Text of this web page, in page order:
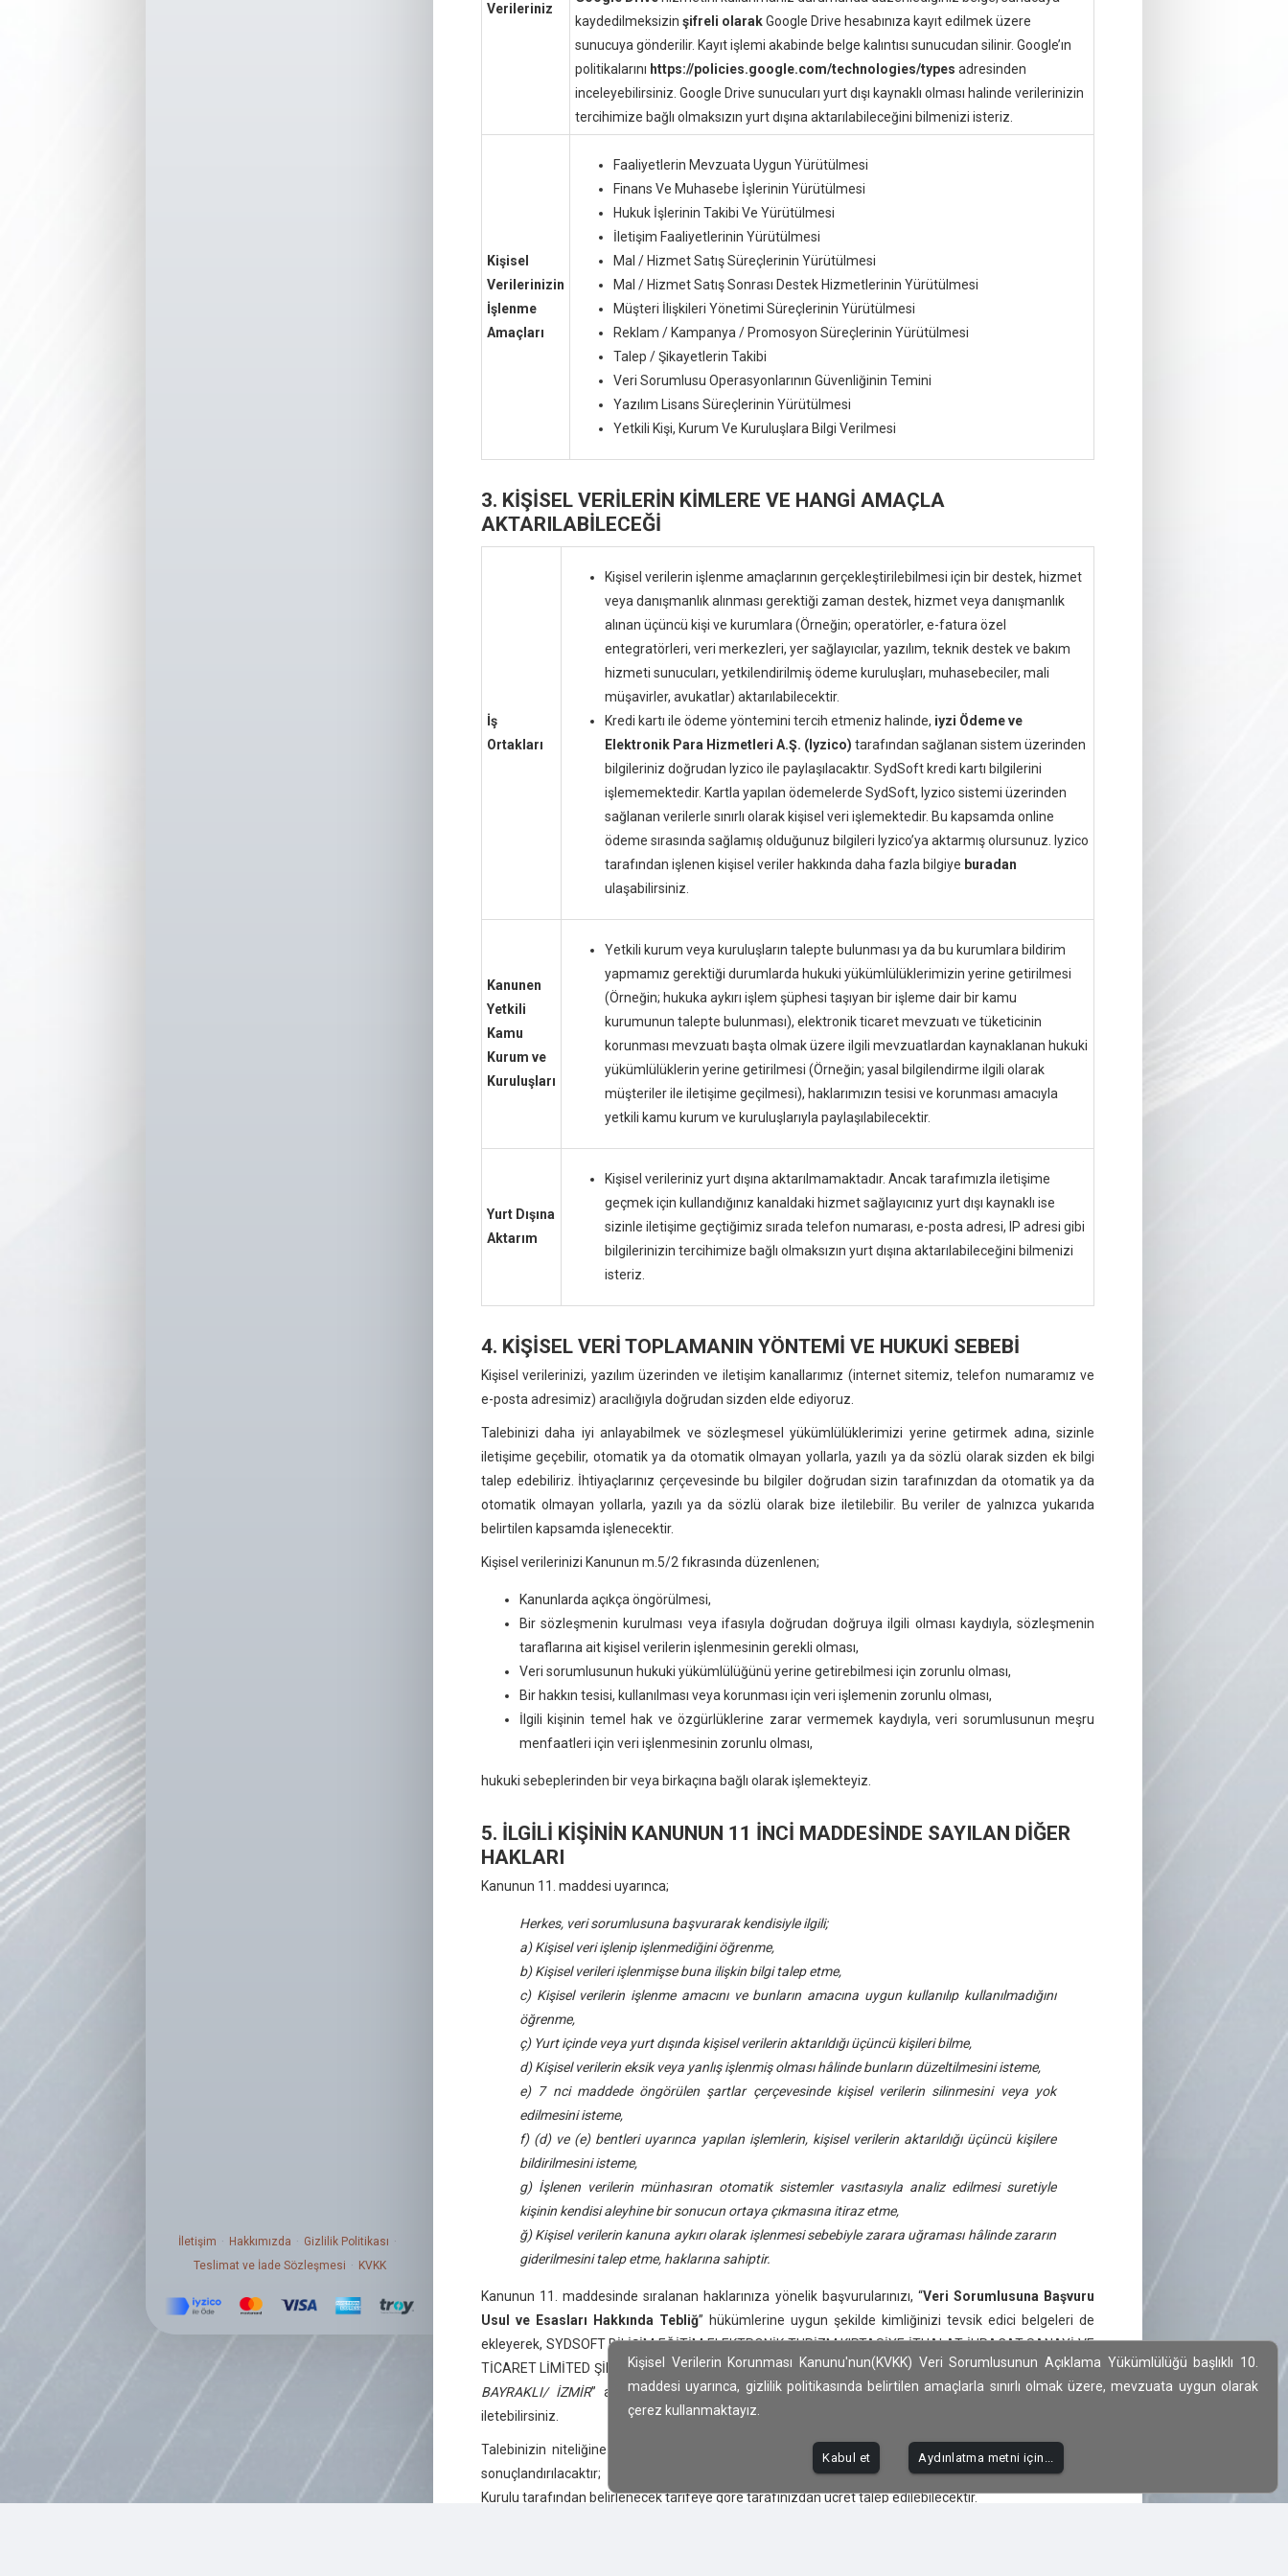
İletişim Hakkımızda
Gizlilik Politikası
Teslimat ve İade Sözleşmesi
KVKK
Verileriniz
kaydedilmeksizin şifreli olarakGoogle Drive hesabınıza kayıt edilmek üzere
sunucuya gönderilir. Kayıt işlemi akabinde belge kalıntısı sunucudan silinir. Google’ın
politikalarını https://policies.google.com/technologies/types adresinden
inceleyebilirsiniz. Google Drive sunucuları yurt dışı kaynaklı olması halinde verilerinizin
tercihimize bağlı olmaksızın yurt dışına aktarılabileceğini bilmenizi isteriz.
Kişisel
Verilerinizin
İşlenme
Amaçları
Faaliyetlerin Mevzuata Uygun Yürütülmesi
Finans Ve Muhasebe İşlerinin Yürütülmesi
Hukuk İşlerinin Takibi Ve Yürütülmesi
İletişim Faaliyetlerinin Yürütülmesi
Mal / Hizmet Satış Süreçlerinin Yürütülmesi
Mal / Hizmet Satış Sonrası Destek Hizmetlerinin Yürütülmesi
Müşteri İlişkileri Yönetimi Süreçlerinin Yürütülmesi
Reklam / Kampanya / Promosyon Süreçlerinin Yürütülmesi
Talep / Şikayetlerin Takibi
Veri Sorumlusu Operasyonlarının Güvenliğinin Temini
Yazılım Lisans Süreçlerinin Yürütülmesi
Yetkili Kişi, Kurum Ve Kuruluşlara Bilgi Verilmesi
3. KİŞİSEL VERİLERİN KİMLERE VE HANGİ AMAÇLA
AKTARILABİLECEĞİ
İş
Ortakları
Kişisel verilerin işlenme amaçlarının gerçekleştirilebilmesi için bir destek, hizmet
veya danışmanlık alınması gerektiği zaman destek, hizmet veya danışmanlık
alınan üçüncü kişi ve kurumlara (Örneğin; operatörler, e-fatura özel
entegratörleri, veri merkezleri, yer sağlayıcılar, yazılım, teknik destek ve bakım
hizmeti sunucuları, yetkilendirilmiş ödeme kuruluşları, muhasebeciler, mali
müşavirler, avukatlar) aktarılabilecektir.
Kredi kartı ile ödeme yöntemini tercih etmeniz halinde, iyzi Ödeme ve
Elektronik Para Hizmetleri A.Ş. (Iyzico) tarafından sağlanan sistem üzerinden
bilgileriniz doğrudan Iyzico ile paylaşılacaktır. SydSoft kredi kartı bilgilerini
işlememektedir. Kartla yapılan ödemelerde SydSoft, Iyzico sistemi üzerinden
sağlanan verilerle sınırlı olarak kişisel veri işlemektedir. Bu kapsamda online
ödeme sırasında sağlamış olduğunuz bilgileri Iyzico’ya aktarmış olursunuz. Iyzico
tarafından işlenen kişisel veriler hakkında daha fazla bilgiye buradan
ulaşabilirsiniz.
Kanunen
Yetkili
Kamu
Kurum ve
Kuruluşları
Yetkili kurum veya kuruluşların talepte bulunması ya da bu kurumlara bildirim
yapmamız gerektiği durumlarda hukuki yükümlülüklerimizin yerine getirilmesi
(Örneğin; hukuka aykırı işlem şüphesi taşıyan bir işleme dair bir kamu
kurumunun talepte bulunması), elektronik ticaret mevzuatı ve tüketicinin
korunması mevzuatı başta olmak üzere ilgili mevzuatlardan kaynaklanan hukuki
yükümlülüklerin yerine getirilmesi (Örneğin; yasal bilgilendirme ilgili olarak
müşteriler ile iletişime geçilmesi), haklarımızın tesisi ve korunması amacıyla
yetkili kamu kurum ve kuruluşlarıyla paylaşılabilecektir.
Yurt Dışına
Aktarım
Kişisel verileriniz yurt dışına aktarılmamaktadır. Ancak tarafımızla iletişime
geçmek için kullandığınız kanaldaki hizmet sağlayıcınız yurt dışı kaynaklı ise
sizinle iletişime geçtiğimiz sırada telefon numarası, e-posta adresi, IP adresi gibi
bilgilerinizin tercihimize bağlı olmaksızın yurt dışına aktarılabileceğini bilmenizi
isteriz.
4. KİŞİSEL VERİ TOPLAMANIN YÖNTEMİ VE HUKUKİ SEBEBİ
Kişisel verilerinizi, yazılım üzerinden ve iletişim kanallarımız (internet sitemiz, telefon numaramız ve
e-posta adresimiz) aracılığıyla doğrudan sizden elde ediyoruz.
Talebinizi daha iyi anlayabilmek ve sözleşmesel yükümlülüklerimizi yerine getirmek adına, sizinle
iletişime geçebilir, otomatik ya da otomatik olmayan yollarla, yazılı ya da sözlü olarak sizden ek bilgi
talep edebiliriz. İhtiyaçlarınız çerçevesinde bu bilgiler doğrudan sizin tarafınızdan da otomatik ya da
otomatik olmayan yollarla, yazılı ya da sözlü olarak bize iletilebilir. Bu veriler de yalnızca yukarıda
belirtilen kapsamda işlenecektir.
Kişisel verilerinizi Kanunun m.5/2 fıkrasında düzenlenen;
Kanunlarda açıkça öngörülmesi,
Bir sözleşmenin kurulması veya ifasıyla doğrudan doğruya ilgili olması kaydıyla, sözleşmenin
taraflarına ait kişisel verilerin işlenmesinin gerekli olması,
Veri sorumlusunun hukuki yükümlülüğünü yerine getirebilmesi için zorunlu olması,
Bir hakkın tesisi, kullanılması veya korunması için veri işlemenin zorunlu olması,
İlgili kişinin temel hak ve özgürlüklerine zarar vermemek kaydıyla, veri sorumlusunun meşru
menfaatleri için veri işlenmesinin zorunlu olması,
hukuki sebeplerinden bir veya birkaçına bağlı olarak işlemekteyiz.
5. İLGİLİ KİŞİNİN KANUNUN 11 İNCİ MADDESİNDE SAYILAN DİĞER
HAKLARI
Kanunun 11. maddesi uyarınca;
Herkes, veri sorumlusuna başvurarak kendisiyle ilgili;
a) Kişisel veri işlenip işlenmediğini öğrenme,
b) Kişisel verileri işlenmişse buna ilişkin bilgi talep etme,
c) Kişisel verilerin işlenme amacını ve bunların amacına uygun kullanılıp kullanılmadığını
öğrenme,
ç) Yurt içinde veya yurt dışında kişisel verilerin aktarıldığı üçüncü kişileri bilme,
d) Kişisel verilerin eksik veya yanlış işlenmiş olması hâlinde bunların düzeltilmesini isteme,
e) 7 nci maddede öngörülen şartlar çerçevesinde kişisel verilerin silinmesini veya yok
edilmesini isteme,
f) (d) ve (e) bentleri uyarınca yapılan işlemlerin, kişisel verilerin aktarıldığı üçüncü kişilere
bildirilmesini isteme,
g) İşlenen verilerin münhasıran otomatik sistemler vasıtasıyla analiz edilmesi suretiyle
kişinin kendisi aleyhine bir sonucun ortaya çıkmasına itiraz etme,
ğ) Kişisel verilerin kanuna aykırı olarak işlenmesi sebebiyle zarara uğraması hâlinde zararın
giderilmesini talep etme, haklarına sahiptir.
Kanunun 11. maddesinde sıralanan haklarınıza yönelik başvurularınızı, “Veri Sorumlusuna Başvuru
Usul ve Esasları Hakkında Tebliğ” hükümlerine uygun şekilde kimliğinizi tevsik edici belgeleri de
ekleyerek, SYDSOFT BİLİŞİM EĞİTİM ELEKTRONİK TURİZM KIRTASİYE İTHALAT İHRACAT SANAYİ VE
TİCARET LİMİTED ŞİRKETİ “ADALET MAH. MANAS BLV. FOLKART TOWERS NO: 47 B İÇ KAPI NO: 2601
BAYRAKLI/ İZMİR” adresine yazılı olarak gönderebilir veya iletisim@e-udf.come-posta adresine
iletebilirsiniz.
Talebinizin niteliğine göre en kısa sürede ve en geç otuz gün içinde başvurularınız ücretsiz olarak
sonuçlandırılacaktır; ancak işlemin ayrıca bir maliyet gerektirmesi halinde Kişisel Verileri Koruma
Kurulu tarafından belirlenecek tarifeye göre tarafınızdan ücret talep edilebilecektir.
Kişisel Verilerin Korunması Kanunu'nun(KVKK) Veri Sorumlusunun Açıklama Yükümlülüğü başlıklı 10.
maddesi uyarınca, gizlilik politikasında belirtilen amaçlarla sınırlı olmak üzere, mevzuata uygun olarak
çerez kullanmaktayız.
Kabul et Aydınlatma metni için...